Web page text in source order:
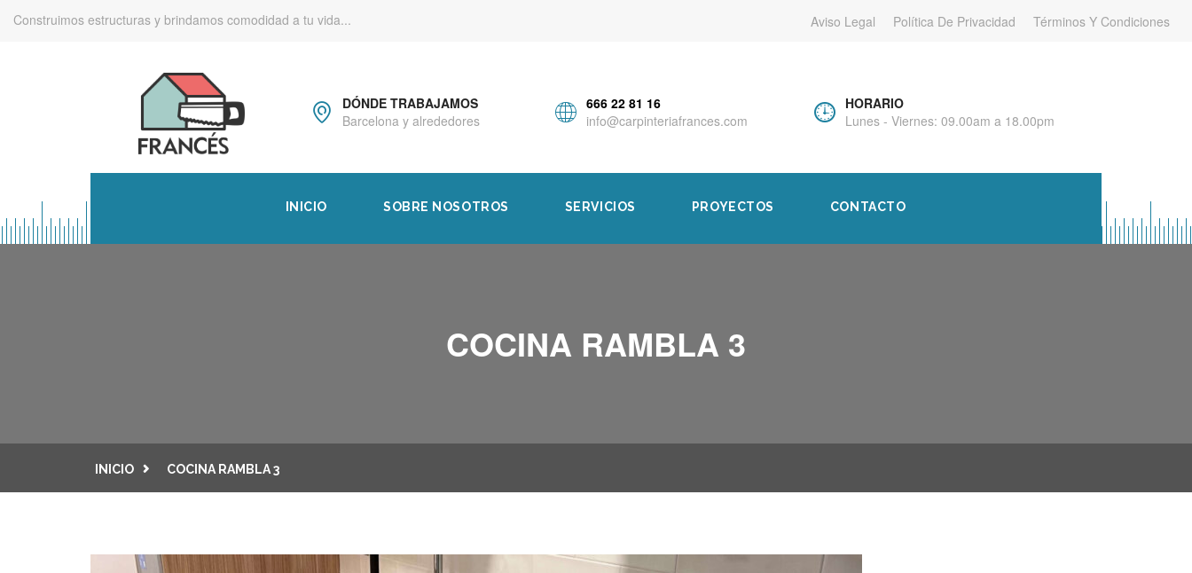
Construimos estructuras y brindamos comodidad a tu vida... Aviso Legal Política De Privacidad Términos Y Condiciones
DÓNDE TRABAJAMOS
Barcelona y alrededores
666 22 81 16
info@carpinteriafrances.com
HORARIO
Lunes - Viernes: 09.00am a 18.00pm
INICIO SOBRE NOSOTROS SERVICIOS PROYECTOS CONTACTO
COCINA RAMBLA 3
INICIO COCINA RAMBLA 3